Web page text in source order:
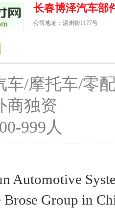
长春博泽汽车部
公司地址：温州街1177号
车/摩托车/零
商独资
999人
Automotive
Brose Group in